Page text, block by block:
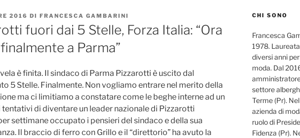
2016 DI FRANCESCA GAMBARINI
fuori dai 5 Stelle, Forza Italia: “Ora
a Parma”
è finita. Il sindaco di Parma Pizzarotti è uscito dal
5 Stelle. Finalmente. Non vogliamo entrare nel merito della
ma ci limitiamo a constatare come le beghe interne ad un
tentativi di diventare un leader nazionale di Pizzarotti
settimane occupato i pensieri del sindaco e della sua
Il braccio di ferro con Grillo e il “direttorio” ha avuto la
CHI SONO
Francesca
1978.
diversi anni
moda. Dal
settore
Terme (Pr).
azienda di
ruolo di
Fidenza (Pr).